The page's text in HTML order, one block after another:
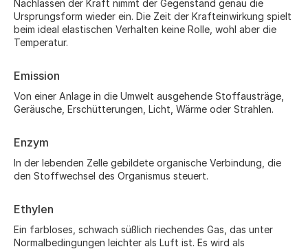
Nachlassen der Kraft nimmt der Gegenstand genau die
Ursprungsform wieder ein. Die Zeit der Krafteinwirkung spielt
beim ideal elastischen Verhalten keine Rolle, wohl aber die
Temperatur.
Emission
Von einer Anlage in die Umwelt ausgehende Stoffausträge,
Geräusche, Erschütterungen, Licht, Wärme oder Strahlen.
Enzym
In der lebenden Zelle gebildete organische Verbindung, die
den Stoffwechsel des Organismus steuert.
Ethylen
Ein farbloses, schwach süßlich riechendes Gas, das unter
Normalbedingungen leichter als Luft ist. Es wird als